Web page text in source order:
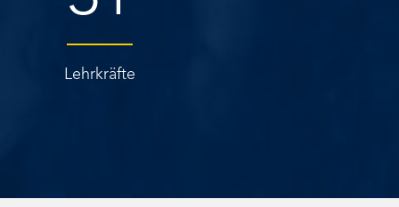
Lehrkräfte